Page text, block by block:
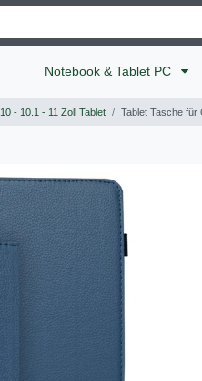
Notebook & Tablet PC
10 - 10.1 - 11 Zoll Tablet Tablet Tasche für